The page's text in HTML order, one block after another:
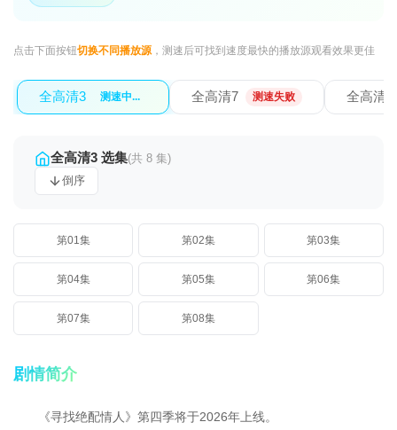
点击下面按钮切换不同播放源，测速后可找到速度最快的播放源观看效果更佳
全高清3 测速中... 全高清7 测速失败 全高清8
全高清3 选集(共 8 集)
倒序
第01集 第02集 第03集
第04集 第05集 第06集
第07集 第08集
剧情简介
《寻找绝配情人》第四季将于2026年上线。